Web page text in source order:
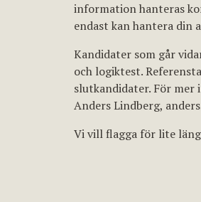
information hanteras
endast kan hantera din
Kandidater som går
och logiktest.
slutkandidater. För
Anders Lindberg,
Vi vill flagga för lite